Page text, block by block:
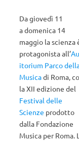
Da giovedì 11
a domenica 14
maggio la scienza
protagonista all’
itorium Parco
Musicadi Roma,
la XII edizione del
Festival delle
Scienze prodotto
dalla Fondazione
Musica per